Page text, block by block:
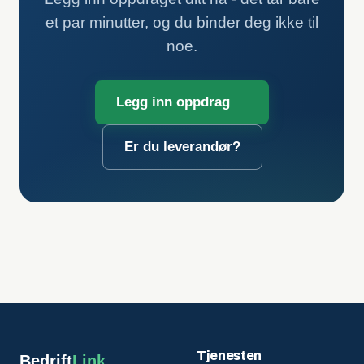
et par minutter, og du binder deg ikke til
noe.
Legg inn oppdrag
Er du leverandør?
Tjenesten